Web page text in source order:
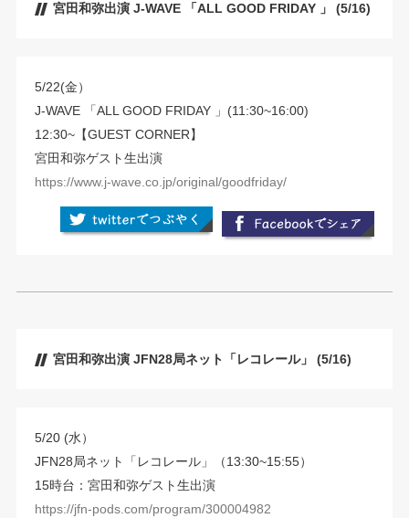
宮田和弥出演 J-WAVE 「ALL GOOD FRIDAY 」 (5/16)
5/22(金）
J-WAVE 「ALL GOOD FRIDAY 」(11:30~16:00)
12:30~【GUEST CORNER】
宮田和弥ゲスト生出演
https://www.j-wave.co.jp/original/goodfriday/
宮田和弥出演 JFN28局ネット「レコレール」 (5/16)
5/20 (水）
JFN28局ネット「レコレール」（13:30~15:55）
15時台：宮田和弥ゲスト生出演
https://jfn-pods.com/program/300004982